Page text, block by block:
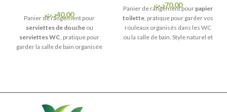
40,00د.ت
Panier de rangement pour
serviettes de doucheou
serviettes WC, pratique pour
garder la salle de bain organisée
70,00د.ت
Panier de rangement pour papier
toilette, pratique pour garder vos
rouleaux organisés dans les WC
ou la salle de bain. Style naturel et